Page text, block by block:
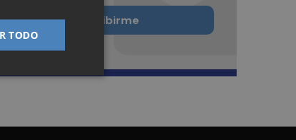
Quiero suscribirme
TODO